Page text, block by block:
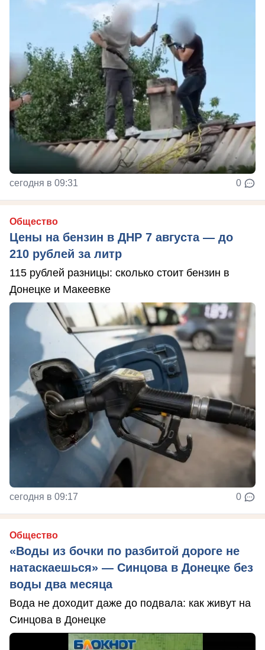
сегодня в 09:31 0
Общество
Цены на бензин в ДНР 7 августа — до
210 рублей за литр
115 рублей разницы: сколько стоит бензин в
Донецке и Макеевке
сегодня в 09:17 0
Общество
«Воды из бочки по разбитой дороге не
натаскаешься» — Синцова в Донецке без
воды два месяца
Вода не доходит даже до подвала: как живут на
Синцова в Донецке